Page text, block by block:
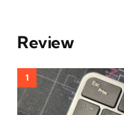
Review